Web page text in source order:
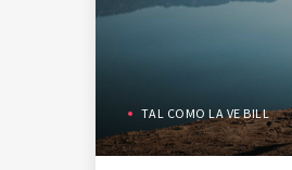
TAL COMO LA VE BILL